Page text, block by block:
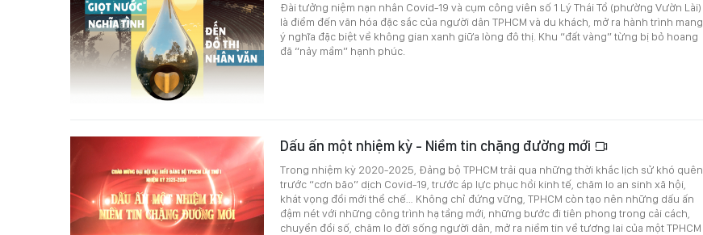
Đài tưởng niệm nạn nhân Covid-19 và cụm công viên số 1 Lý Thái Tổ (phường Vườn Lài)
là điểm đến văn hóa đặc sắc của người dân TPHCM và du khách, mở ra hành trình mang
ý nghĩa đặc biệt về không gian xanh giữa lòng đô thị. Khu “đất vàng” từng bị bỏ hoang
đã “nảy mầm” hạnh phúc.
Dấu ấn một nhiệm kỳ - Niềm tin chặng đường mới
Trong nhiệm kỳ 2020-2025, Đảng bộ TPHCM trải qua những thời khắc lịch sử khó quên
trước “cơn bão” dịch Covid-19, trước áp lực phục hồi kinh tế, chăm lo an sinh xã hội,
khát vọng đổi mới thể chế… Không chỉ đứng vững, TPHCM còn tạo nên những dấu ấn
đậm nét với những công trình hạ tầng mới, những bước đi tiên phong trong cải cách,
chuyển đổi số, chăm lo đời sống người dân, mở ra niềm tin về tương lai của một TPHCM